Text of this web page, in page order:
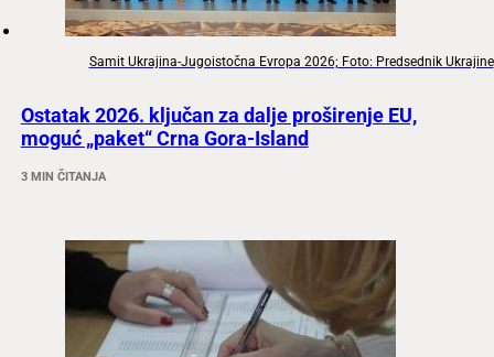
Samit Ukrajina-Jugoistočna Evropa 2026; Foto: Predsednik Ukrajine
Ostatak 2026. ključan za dalje proširenje EU,
moguć „paket“ Crna Gora-Island
3 MIN ČITANJA